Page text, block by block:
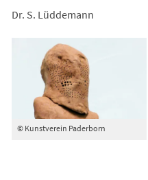
Dr. S. Lüddemann
© Kunstverein Paderborn